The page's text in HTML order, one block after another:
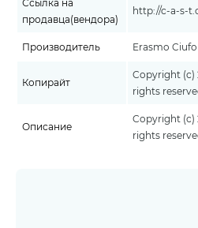
Ссылка на
продавца(вендора)
http://c-a-s-
Производитель Erasmo Ciufo
Копирайт
Copyright (c)
rights
Описание
Copyright (c)
rights